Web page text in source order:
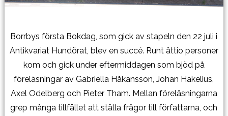
Borrbys första Bokdag, som gick av stapeln den 22 juli i
Antikvariat Hundörat, blev en succé. Runt åttio personer
kom och gick under eftermiddagen som bjöd på
föreläsningar av Gabriella Håkansson, Johan Hakelius,
Axel Odelberg och Pieter Tham. Mellan föreläsningarna
grep många tillfället att ställa frågor till författarna, och